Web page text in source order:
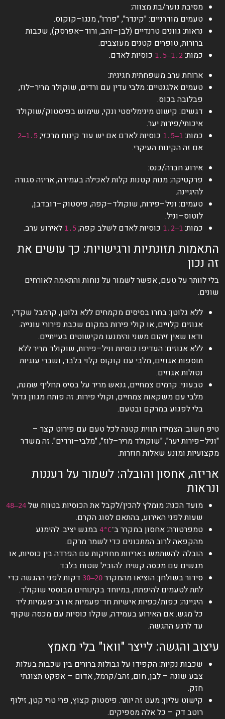
מסיבת נוער/בת מצווה:
טעמים מודרניים: "קינדר", "פררו", מנגו–קוקוס.
נראות: גוונים טרנדיים (לבן–זהב, ורוד–אפרסק), שכבות
ברורות, טופרים קטנים מעוצבים.
כמות: 1.2–1.5
כוסיות לאדם.
ארוחת ערב משפחתית חגיגית:
טעמים אלגנטיים: מלבי עדין עם ורדים, שוקולד מריר–לוז,
פבלובה בכוס.
דגשים: קישוט מינימליסטי ונקי, שימוש בפיסטוק/שוקולד
איכותי/פירות יער.
כמות: 1–1.5 כוסיות לאדם אם יש עוד קינוח מרכזי; 1.5–2
אם זה הקינוח העיקרי.
אירוע חברה/כנס:
פרקטיקה: מנות קטנות קלות לאכילה בעמידה, אריזה סגורה
להיגיינה.
טעמים: וניל–פירות, שוקולד–קפה, פיסטוק–דובדבן,
לוטוס–וניל.
כמות: 1–1.2 כוסיות לאדם לשלב קפה; 1.5 לאירוע ערב.
התאמות תזונתיות ורגישויות: כך עושים את
זה נכון
בלי לוותר על טעם, אפשר לשמור על נוחות והתאמה לאורחים
שונים.
ללא גלוטן: בחרו בסיסים מקמחים ללא גלוטן, קרמבל שקדי,
אגוזים קלויים, או קולי פירות במקום שכבת פירורי עוגייה.
ודאו שאין זיהום משני והימנעו מקישוטים בעייתיים.
ללא אגוזים: העדיפו כוסיות וניל–פירות, שוקולד מריר ללא
תוספות אגוזים, מלבי עם קוקוס קלוי בלבד, ושברי עוגיות
נטולות אגוזים.
טבעוני: קרמים צמחיים, גנאש מריר על בסיס תחליף שמנת,
מלבי עם משקאות צמחיים, וקולי פירות. זה פותח מגוון גדול
בלי לפגוע במרקם ובטעם.
טיפ חשוב: הצמידו תווית קטנה לכל טעם עם פירוט קצר –
"וניל–פירות יער", "שוקולד מריר–לוז", "מלבי–ורדים". זה משדר
מקצועיות ומונע שאלות חוזרות.
אריזה, אחסון והובלה: לשמור על רעננות
ונראות
מועד הכנה: מומלץ להכין/לקבל את הכוסיות בטווח של 24–48
שעות לפני האירוע, בהתאם לסוג הקרם.
טמפרטורה: אחסון במקרר ב־4°C במגש יציב. להימנע
מהקפאה לרוב המתכונים כדי לשמר מרקם.
הובלה: להשתמש באריזות מחזיקות עם הפרדה בין כוסיות, או
מגשים עם מכסה קשיח. להוביל שטוח בלבד.
סידור בשולחן: הוציאו מהמקרר 20–30
דקות לפני ההגשה כדי
לתת לטעמים להיפתח, במיוחד בקינוחים מבוססי שוקולד.
היגיינה: כפות/כפיות אישיות חד־פעמיות או רב־פעמיות ליד
כל מגש. אם האירוע בעמידה, שקלו כוסיות עם מכסה שקוף
עד לרגע ההגשה.
עיצוב והגשה: לייצר "וואו" בלי מאמץ
שכבות נקיות: הקפידו על גבולות ברורים בין שכבות בעלות
צבע שונה – לבן, חום, זהב/קרמל, אדום – אפקט תצוגתי
חזק.
קישוט עליון: מעט זה יותר. פיסטוק קצוץ, פרי טרי קטן, זילוף
רוטב דק – כל אלה מספיקים.